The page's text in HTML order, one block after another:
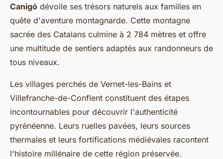
Canigó dévoile ses trésors naturels aux familles en
quête d'aventure montagnarde. Cette montagne
sacrée des Catalans culmine à 2 784 mètres et offre
une multitude de sentiers adaptés aux randonneurs de
tous niveaux.
Les villages perchés de Vernet-les-Bains et
Villefranche-de-Conflent constituent des étapes
incontournables pour découvrir l'authenticité
pyrénéenne. Leurs ruelles pavées, leurs sources
thermales et leurs fortifications médiévales racontent
l'histoire millénaire de cette région préservée.